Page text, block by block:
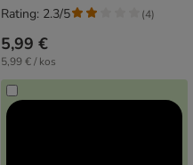
5,99 €
5,99 € / kos
Rating: 2.3/5 (4)